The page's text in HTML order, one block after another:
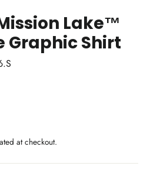
Lake™
Graphic Shirt
at checkout.